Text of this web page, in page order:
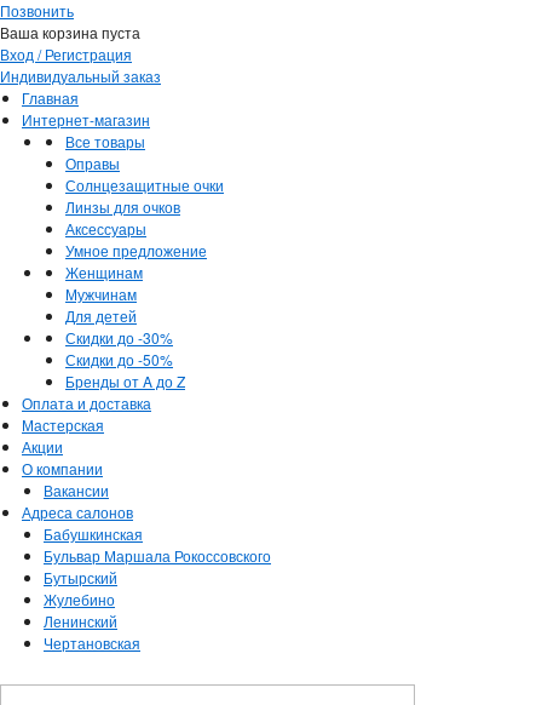
Позвонить
Ваша корзина пуста
Вход / Регистрация
Индивидуальный заказ
Главная
Интернет-магазин
Все товары
Оправы
Солнцезащитные очки
Линзы для очков
Аксессуары
Умное предложение
Женщинам
Мужчинам
Для детей
Скидки до -30%
Скидки до -50%
Бренды от A до Z
Оплата и доставка
Мастерская
Акции
О компании
Вакансии
Адреса салонов
Бабушкинская
Бульвар Маршала Рокоссовского
Бутырский
Жулебино
Ленинский
Чертановская